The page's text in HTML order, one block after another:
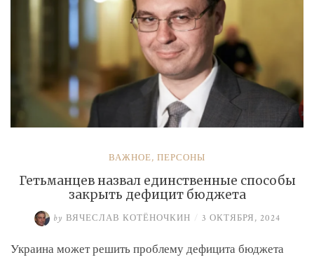
ВАЖНОЕ, ПЕРСОНЫ
Гетьманцев назвал единственные способы
закрыть дефицит бюджета
by ВЯЧЕСЛАВ КОТЁНОЧКИН / 3 ОКТЯБРЯ, 2024
Украина может решить проблему дефицита бюджета